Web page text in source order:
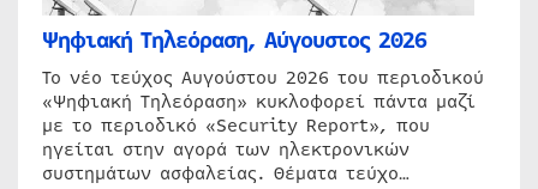
Ψηφιακή Τηλεόραση, Αύγουστος 2026
Το νέο τεύχος Αυγούστου 2026 του περιοδικού
«Ψηφιακή Τηλεόραση» κυκλοφορεί πάντα μαζί
με το περιοδικό «Security Report», που
ηγείται στην αγορά των ηλεκτρονικών
συστημάτων ασφαλείας. Θέματα τεύχο…